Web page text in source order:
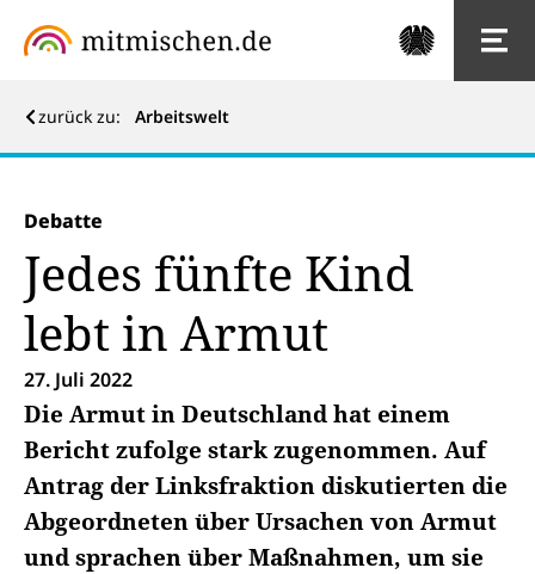
zurück zu: Arbeitswelt
Debatte
Jedes fünfte Kind
lebt in Armut
27. Juli 2022
Die Armut in Deutschland hat einem
Bericht zufolge stark zugenommen. Auf
Antrag der Linksfraktion diskutierten die
Abgeordneten über Ursachen von Armut
und sprachen über Maßnahmen, um sie